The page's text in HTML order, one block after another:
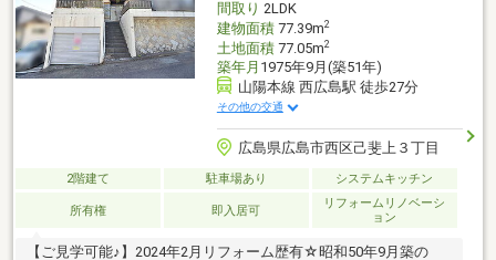
間取り 2LDK
建物面積77.39m2
土地面積77.05m2
築年月 1975年9月(築51年)
山陽本線 西広島駅 徒歩27分
その他の交通
広島県広島市西区己斐上３丁目
2階建て 駐車場あり システムキッチン
所有権 即入居可
リフォームリノベーシ
ョン
【ご見学可能♪】2024年2月リフォーム歴有☆昭和50年9月築の